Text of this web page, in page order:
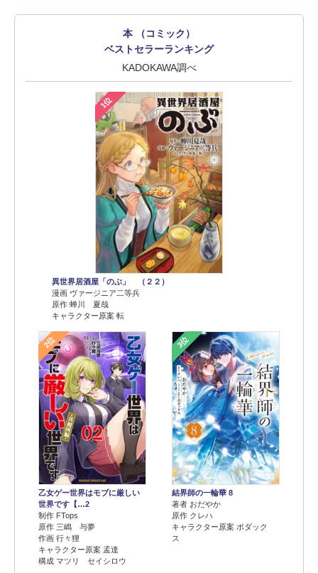
本 （コミック）
ベストセラーランキング
KADOKAWA調べ
1位
異世界居酒屋「のぶ」 （２２）
漫画 ヴァージニア二等兵
原作 蝉川 夏哉
キャラクター原案 転
2位
乙女ゲー世界はモブに厳しい
世界です【…2
制作 FTops
原作 三嶋 与夢
作画 行々狸
キャラクター原案 孟達
構成 マツリ セイシロウ
3位
結界師の一輪華 8
著者 おだやか
原作 クレハ
キャラクター原案 ボダック
ス